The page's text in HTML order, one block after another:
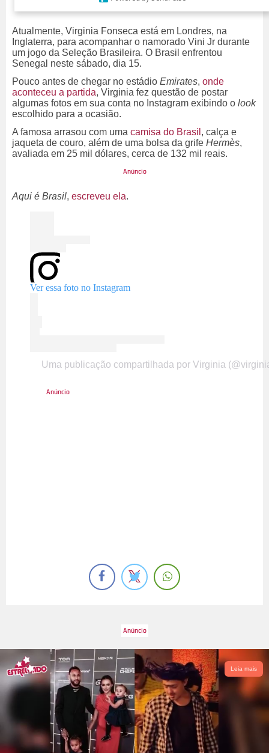
Atualmente, Virginia Fonseca está em Londres, na
Inglaterra, para acompanhar o namorado Vini Jr durante
um jogo da Seleção Brasileira. O Brasil enfrentou
Senegal neste sábado, dia 15.
Pouco antes de chegar no estádio Emirates, onde
aconteceu a partida, Virginia fez questão de postar
algumas fotos em sua conta no Instagram exibindo o look
escolhido para a ocasião.
A famosa arrasou com uma camisa do Brasil , calça e
jaqueta de couro, além de uma bolsa da grife Hermès,
avaliada em 25 mil dólares, cerca de 132 mil reais.
Aqui é Brasil, escreveu ela.
Ver essa foto no Instagram
Uma publicação compartilhada por Virginia
Leia mais